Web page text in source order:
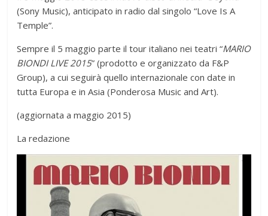
(Sony Music), anticipato in radio dal singolo “Love Is A
Temple”.
Sempre il 5 maggio parte il tour italiano nei teatri “MARIO
BIONDI LIVE 2015” (prodotto e organizzato da F&P
Group), a cui seguirà quello internazionale con date in
tutta Europa e in Asia (Ponderosa Music and Art).
(aggiornata a maggio 2015)
La redazione